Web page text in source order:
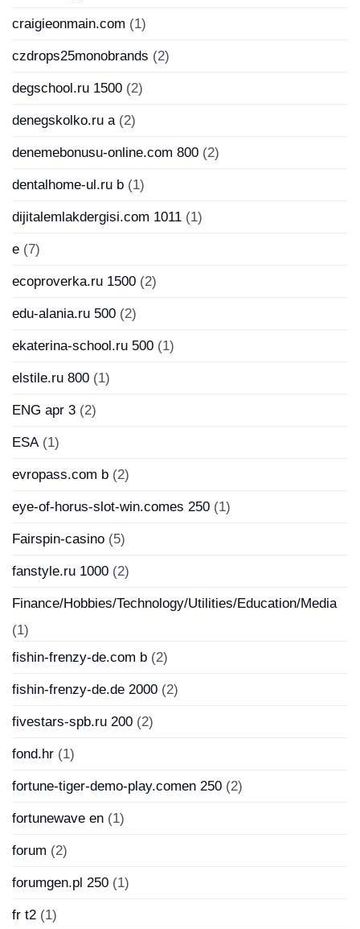
craigieonmain.com (1)
czdrops25monobrands (2)
degschool.ru 1500 (2)
denegskolko.ru a(2)
denemebonusu-online.com 800 (2)
dentalhome-ul.ru b (1)
dijitalemlakdergisi.com 1011 (1)
e (7)
ecoproverka.ru 1500 (2)
edu-alania.ru 500 (2)
ekaterina-school.ru 500 (1)
elstile.ru 800 (1)
ENG apr 3 (2)
ESA(1)
evropass.com b (2)
eye-of-horus-slot-win.comes 250 (1)
Fairspin-casino (5)
fanstyle.ru 1000 (2)
Finance/Hobbies/Technology/Utilities/Education/Media
(1)
fishin-frenzy-de.com b (2)
fishin-frenzy-de.de 2000 (2)
fivestars-spb.ru 200 (2)
fond.hr (1)
fortune-tiger-demo-play.comen 250 (2)
fortunewave en (1)
forum (2)
forumgen.pl 250 (1)
fr t2 (1)